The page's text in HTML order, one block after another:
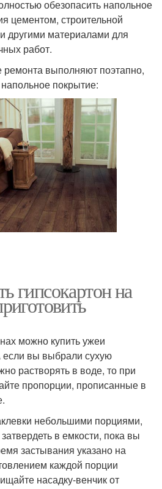
обезопасить напольное
цементом, строительной
другими материалами для
работ.
ремонта выполняют поэтапно,
покрытие:
гипсокартон на
можно купить ужеи
если вы выбрали сухую
растворять в воде, то при
пропорции, прописанные в
небольшими порциями,
в емкости, пока вы
застывания указано на
каждой порции
насадку-венчик от